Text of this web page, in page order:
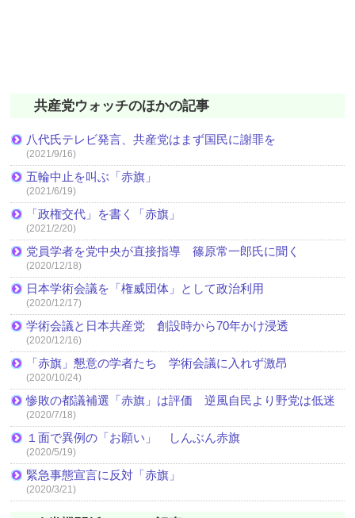
共産党ウォッチのほかの記事
八代氏テレビ発言、共産党はまず国民に謝罪を
(2021/9/16)
五輪中止を叫ぶ「赤旗」
(2021/6/19)
「政権交代」を書く「赤旗」
(2021/2/20)
党員学者を党中央が直接指導 篠原常一郎氏に聞く
(2020/12/18)
日本学術会議を「権威団体」として政治利用
(2020/12/17)
学術会議と日本共産党 創設時から70年かけ浸透
(2020/12/16)
「赤旗」懇意の学者たち 学術会議に入れず激昂
(2020/10/24)
惨敗の都議補選「赤旗」は評価 逆風自民より野党は低迷
(2020/7/18)
１面で異例の「お願い」 しんぶん赤旗
(2020/5/19)
緊急事態宣言に反対「赤旗」
(2020/3/21)